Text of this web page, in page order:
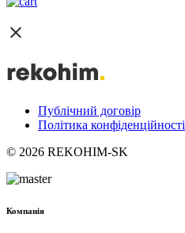
Публічний договір
Політика конфіденційності
© 2026 REKOHIM-SK
Компанія